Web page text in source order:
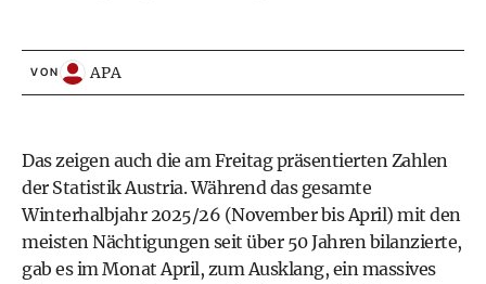
VON APA
Das zeigen auch die am Freitag präsentierten Zahlen
der Statistik Austria. Während das gesamte
Winterhalbjahr 2025/26 (November bis April) mit den
meisten Nächtigungen seit über 50 Jahren bilanzierte,
gab es im Monat April, zum Ausklang, ein massives